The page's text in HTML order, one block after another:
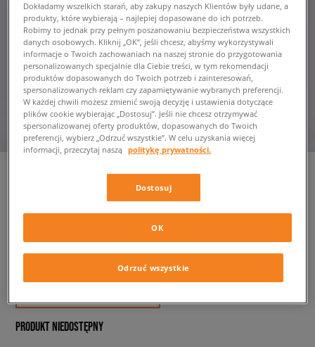
PRODUKT NIEDOSTĘPNY
Dokładamy wszelkich starań, aby zakupy naszych Klientów były udane, a
produkty, które wybierają – najlepiej dopasowane do ich potrzeb.
Robimy to jednak przy pełnym poszanowaniu bezpieczeństwa wszystkich
danych osobowych. Kliknij „OK”, jeśli chcesz, abyśmy wykorzystywali
informacje o Twoich zachowaniach na naszej stronie do przygotowania
personalizowanych specjalnie dla Ciebie treści, w tym rekomendacji
produktów dopasowanych do Twoich potrzeb i zainteresowań,
spersonalizowanych reklam czy zapamiętywanie wybranych preferencji.
W każdej chwili możesz zmienić swoją decyzję i ustawienia dotyczące
plików cookie wybierając „Dostosuj”. Jeśli nie chcesz otrzymywać
spersonalizowanej oferty produktów, dopasowanych do Twoich
preferencji, wybierz „Odrzuć wszystkie”. W celu uzyskania więcej
informacji, przeczytaj naszą politykę prywatności.
Dostosuj
Odrzuć wszystkie
OK